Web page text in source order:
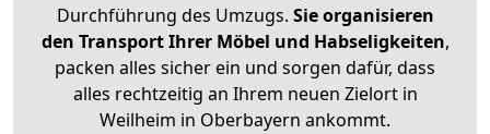
Durchführung des Umzugs. Sie organisieren
den Transport Ihrer Möbel und Habseligkeiten,
packen alles sicher ein und sorgen dafür, dass
alles rechtzeitig an Ihrem neuen Zielort in
Weilheim in Oberbayern ankommt.